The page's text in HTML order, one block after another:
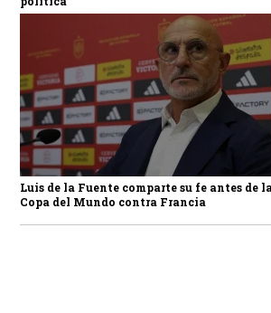
Luis de la Fuente comparte su fe antes de
Copa del Mundo contra Francia